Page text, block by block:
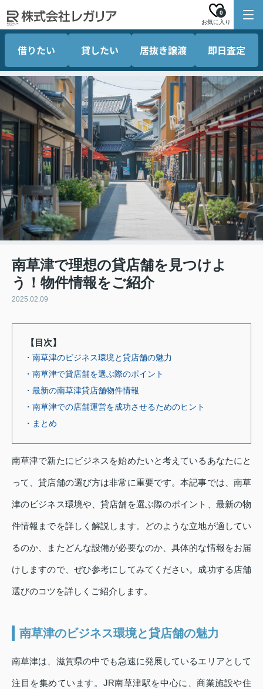
お気に入り
0
借りたい 貸したい 居抜き譲渡 即日査定
南草津で理想の貸店舗を見つけよ
う！物件情報をご紹介
2025.02.09
【目次】
・南草津のビジネス環境と貸店舗の魅力
・南草津で貸店舗を選ぶ際のポイント
・最新の南草津貸店舗物件情報
・南草津での店舗運営を成功させるためのヒント
・まとめ
南草津で新たにビジネスを始めたいと考えているあなたにと
って、貸店舗の選び方は非常に重要です。本記事では、南草
津のビジネス環境や、貸店舗を選ぶ際のポイント、最新の物
件情報までを詳しく解説します。どのような立地が適してい
るのか、またどんな設備が必要なのか、具体的な情報をお届
けしますので、ぜひ参考にしてみてください。成功する店舗
選びのコツを詳しくご紹介します。
南草津のビジネス環境と貸店舗の魅力
南草津は、滋賀県の中でも急速に発展しているエリアとして
注目を集めています。JR南草津駅を中心に、商業施設や住